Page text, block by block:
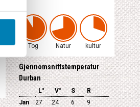
Tog Natur kultur
Gjennomsnittstemperatur
Durban
L° V° S
R
Jan
27 24 6
9